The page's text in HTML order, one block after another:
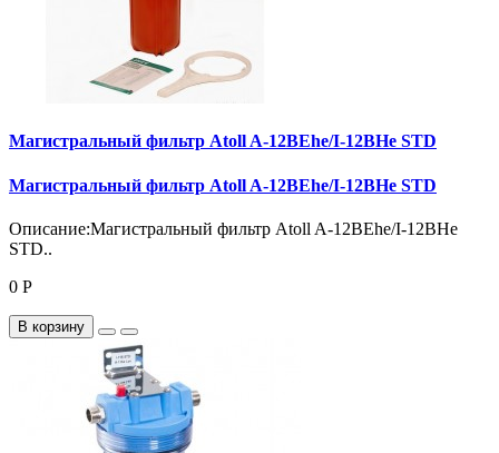
Магистральный фильтр Atoll A-12BEhe/I-12BHe STD
Магистральный фильтр Atoll A-12BEhe/I-12BHe STD
Описание:Магистральный фильтр Atoll A-12BEhe/I-12BHe
STD..
0 Р
В корзину